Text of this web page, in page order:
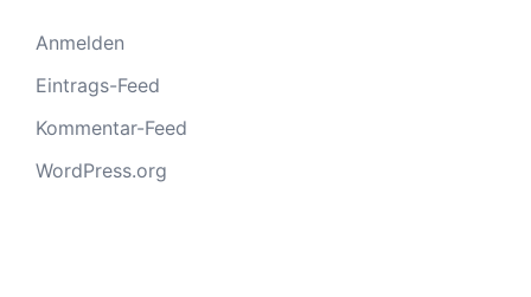
Anmelden
Eintrags-Feed
Kommentar-Feed
WordPress.org